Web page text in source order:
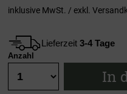
inklusive MwSt. / exkl.
Lieferzeit 3-4 Tage
Anzahl
In